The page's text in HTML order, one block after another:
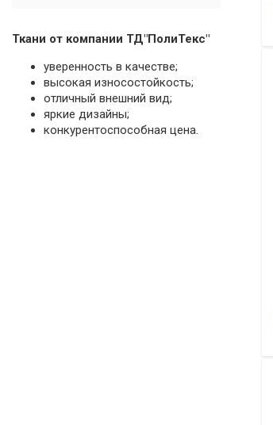
Ткани от компании ТД"ПолиТекс"
уверенность в качестве;
высокая износостойкость;
отличный внешний вид;
яркие дизайны;
конкурентоспособная цена.